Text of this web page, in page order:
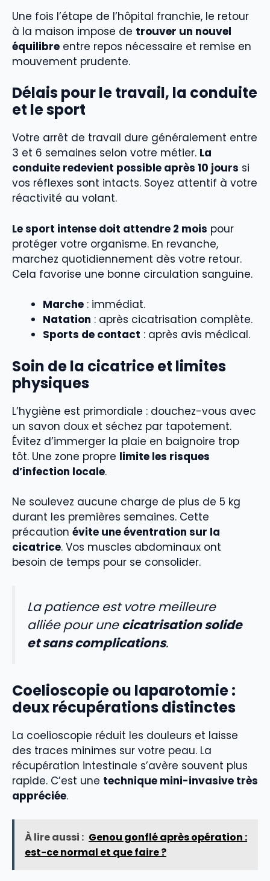
Une fois l’étape de l’hôpital franchie, le retour
à la maison impose de trouver un nouvel
équilibre entre repos nécessaire et remise en
mouvement prudente.
Délais pour le travail, la conduite
et le sport
Votre arrêt de travail dure généralement entre
3 et 6 semaines selon votre métier. La
conduite redevient possible après 10 jours si
vos réflexes sont intacts. Soyez attentif à votre
réactivité au volant.
Le sport intense doit attendre 2 mois pour
protéger votre organisme. En revanche,
marchez quotidiennement dès votre retour.
Cela favorise une bonne circulation sanguine.
Marche : immédiat.
Natation : après cicatrisation complète.
Sports de contact : après avis médical.
Soin de la cicatrice et limites
physiques
L’hygiène est primordiale : douchez-vous avec
un savon doux et séchez par tapotement.
Évitez d’immerger la plaie en baignoire trop
tôt. Une zone propre limite les risques
d’infection locale.
Ne soulevez aucune charge de plus de 5 kg
durant les premières semaines. Cette
précaution évite une éventration sur la
cicatrice. Vos muscles abdominaux ont
besoin de temps pour se consolider.
La patience est votre meilleure
alliée pour unecicatrisation solide
et sans complications.
Coelioscopie ou laparotomie :
deux récupérations distinctes
La coelioscopie réduit les douleurs et laisse
des traces minimes sur votre peau. La
récupération intestinale s’avère souvent plus
rapide. C’est une technique mini-invasive très
appréciée.
À lire aussi : Genou gonflé après opération :
est-ce normal et que faire ?